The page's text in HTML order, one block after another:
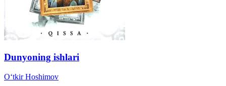
Dunyoning ishlari
Oʻtkir Hoshimov